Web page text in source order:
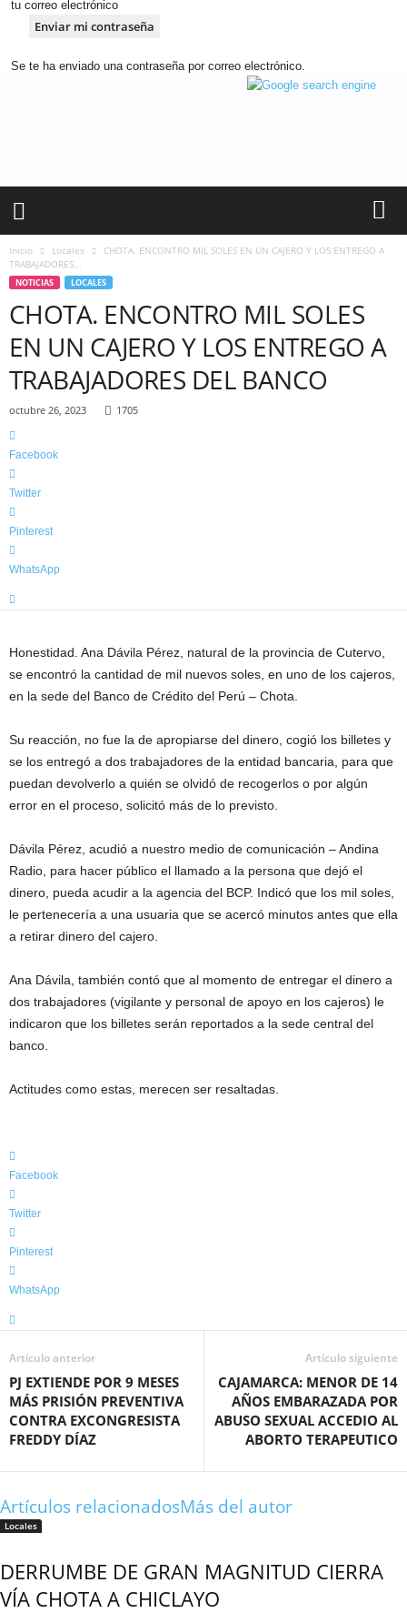
tu correo electrónico
Se te ha enviado una contraseña por correo electrónico.
a
m
Inicio Locales
CHOTA. ENCONTRO MIL SOLES EN UN CAJERO Y LOS ENTREGO A
TRABAJADORES...
NOTICIAS LOCALES
CHOTA. ENCONTRO MIL SOLES
EN UN CAJERO Y LOS ENTREGO A
TRABAJADORES DEL BANCO
octubre 26, 2023 1705
Facebook
Twitter
Pinterest
WhatsApp
Honestidad. Ana Dávila Pérez, natural de la provincia de Cutervo,
se encontró la cantidad de mil nuevos soles, en uno de los cajeros,
en la sede del Banco de Crédito del Perú – Chota.
Su reacción, no fue la de apropiarse del dinero, cogió los billetes y
se los entregó a dos trabajadores de la entidad bancaria, para que
puedan devolverlo a quién se olvidó de recogerlos o por algún
error en el proceso, solicitó más de lo previsto.
Dávila Pérez, acudió a nuestro medio de comunicación – Andina
Radio, para hacer público el llamado a la persona que dejó el
dinero, pueda acudir a la agencia del BCP. Indicó que los mil soles,
le pertenecería a una usuaria que se acercó minutos antes que ella
a retirar dinero del cajero.
Ana Dávila, también contó que al momento de entregar el dinero a
dos trabajadores (vigilante y personal de apoyo en los cajeros) le
indicaron que los billetes serán reportados a la sede central del
banco.
Actitudes como estas, merecen ser resaltadas.
Facebook
Twitter
Pinterest
WhatsApp
Artículo anterior
PJ EXTIENDE POR 9 MESES
MÁS PRISIÓN PREVENTIVA
CONTRA EXCONGRESISTA
FREDDY DÍAZ
Artículo siguiente
CAJAMARCA: MENOR DE 14
AÑOS EMBARAZADA POR
ABUSO SEXUAL ACCEDIO AL
ABORTO TERAPEUTICO
Artículos relacionadosMás del autor
Locales
DERRUMBE DE GRAN MAGNITUD CIERRA
VÍA CHOTA A CHICLAYO